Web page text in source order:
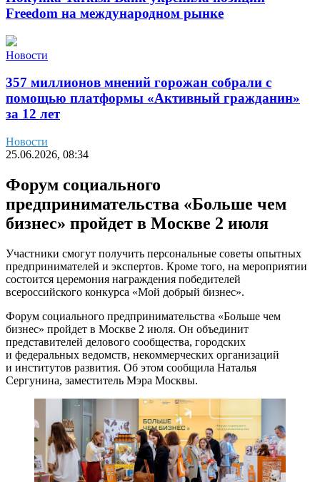
Freedom на международном рынке
Новости
357 миллионов мнений горожан собрали с
помощью платформы «Активный гражданин»
за 12 лет
Новости
25.06.2026, 08:34
Форум социального
предпринимательства «Больше чем
бизнес» пройдет в Москве 2 июля
Участники смогут получить персональные советы опытных
предпринимателей и экспертов. Кроме того, на мероприятии
состоится церемония награждения победителей
всероссийского конкурса «Мой добрый бизнес».
Форум социального предпринимательства «Больше чем
бизнес» пройдет в Москве 2 июля. Он объединит
представителей делового сообщества, городских
и федеральных ведомств, некоммерческих организаций
и институтов развития. Об этом сообщила Наталья
Сергунина, заместитель Мэра Москвы.